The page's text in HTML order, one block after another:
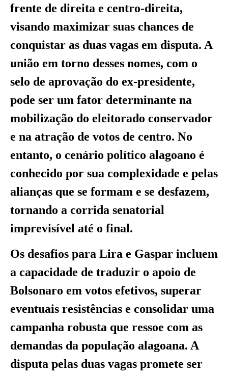
frente de direita e centro-direita,
visando maximizar suas chances de
conquistar as duas vagas em disputa. A
união em torno desses nomes, com o
selo de aprovação do ex-presidente,
pode ser um fator determinante na
mobilização do eleitorado conservador
e na atração de votos de centro. No
entanto, o cenário político alagoano é
conhecido por sua complexidade e pelas
alianças que se formam e se desfazem,
tornando a corrida senatorial
imprevisível até o final.
Os desafios para Lira e Gaspar incluem
a capacidade de traduzir o apoio de
Bolsonaro em votos efetivos, superar
eventuais resistências e consolidar uma
campanha robusta que ressoe com as
demandas da população alagoana. A
disputa pelas duas vagas promete ser